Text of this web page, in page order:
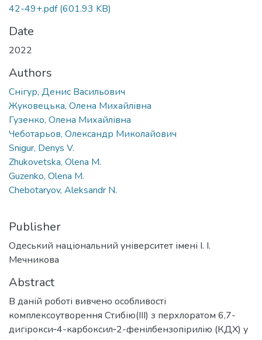
42-49+.pdf(601.93 KB)
Date
2022
Authors
Снігур, Денис Васильович
Жуковецька, Олена Михайлівна
Гузенко, Олена Михайлівна
Чеботарьов, Олександр Миколайович
Snigur, Denys V.
Zhukovetska, Olena M.
Guzenko, Olena M.
Chebotaryov, Aleksandr N.
Publisher
Одеський національний університет імені І. І.
Мечникова
Abstract
В даній роботі вивчено особливості
комплексоутворення Стибію(ІІІ) з перхлоратом 6,7-
дигірокси‑4-карбоксил‑2-фенілбензопірилію (КДХ) у